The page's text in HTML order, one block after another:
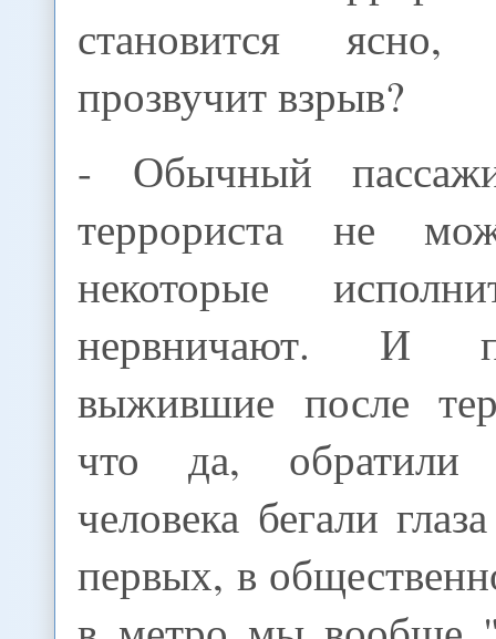
становится
прозвучит взрыв?
- Обычный
террориста не
некоторые
нервничают. И
выжившие после
что да, обратили
человека бегали
первых, в